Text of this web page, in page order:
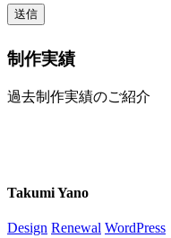
制作実績
過去制作実績のご紹介
Takumi Yano
Design Renewal WordPress